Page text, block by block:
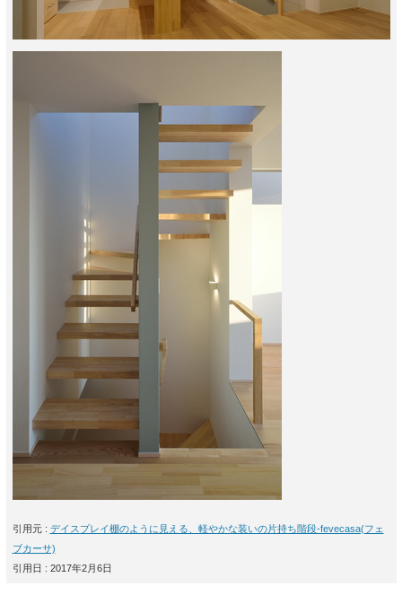
引用元 : デイスプレイ棚のように見える、軽やかな装いの片持ち階段-fevecasa(フェ
ブカーサ)
引用日 : 2017年2月6日